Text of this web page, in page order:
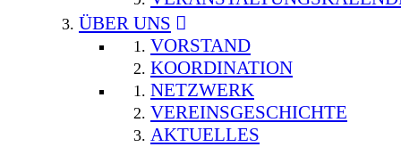
ÜBER UNS
VORSTAND
KOORDINATION
NETZWERK
VEREINSGESCHICHTE
AKTUELLES